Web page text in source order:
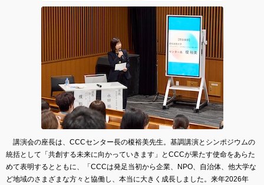
講演会の座長は、CCCセンター長の榎裕美先生。基調講演とシンポジウムの
統括として「共創する未来に向かっていきます」とCCCが果たす使命をあらた
めて表明するとともに、「CCCは発足当初から企業、NPO、自治体、他大学な
ど地域のさまざまな方々と協働し、本当に大きく成長しました。来年2026年